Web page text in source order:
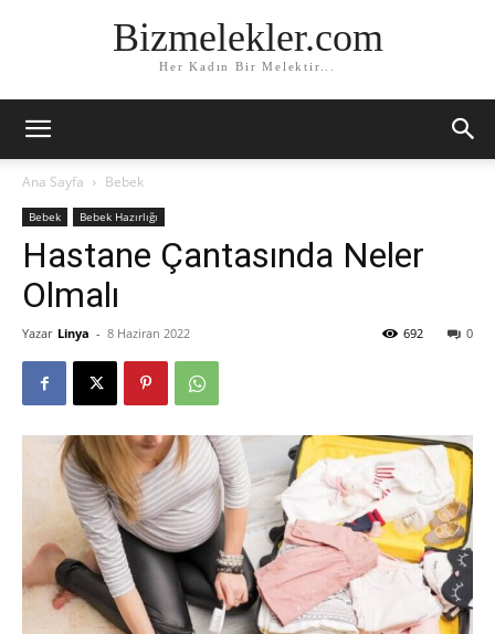
Bizmelekler.com
Her Kadın Bir Melektir...
Ana Sayfa Bebek
Bebek Bebek Hazırlığı
Hastane Çantasında Neler
Olmalı
Yazar Linya - 8 Haziran 2022 0
692